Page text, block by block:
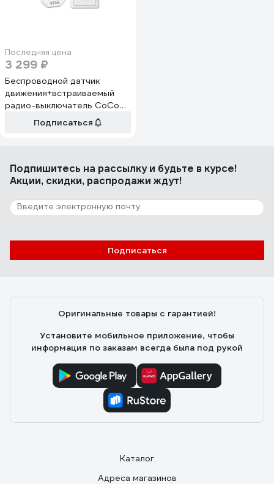
Последняя цена
3 299 ₽
Беспроводной датчик
движения+встраиваемый
радио-выключатель CoCo
Подписаться
Подпишитесь на рассылкуи будьте в курсе!
Акции, скидки, распродажи ждут!
Подписаться
Оригинальные товары с гарантией!
Установите мобильное приложение, чтобы
информация по заказам всегда была под рукой
Каталог
Адреса магазинов